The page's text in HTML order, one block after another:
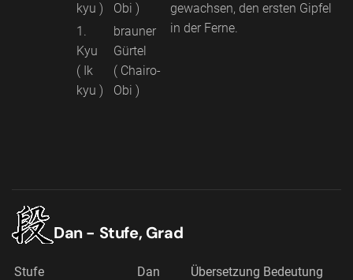
gewachsen, den ersten Gipfel
in der Ferne.
kyu )
Obi )
1.
Kyu
( Ik
kyu )
brauner
Gürtel
( Chairo-
Obi )
Dan - Stufe, Grad
Stufe Dan Übersetzung Bedeutung